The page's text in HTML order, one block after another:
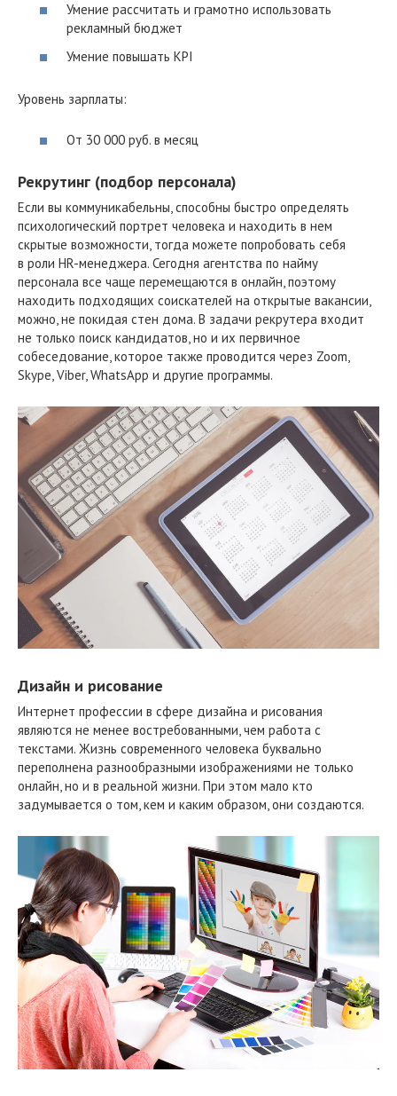
Умение рассчитать и грамотно использовать
рекламный бюджет
Умение повышать KPI
Уровень зарплаты:
От 30 000 руб. в месяц
Рекрутинг (подбор персонала)
Если вы коммуникабельны, способны быстро определять
психологический портрет человека и находить в нем
скрытые возможности, тогда можете попробовать себя
в роли HR-менеджера. Сегодня агентства по найму
персонала все чаще перемещаются в онлайн, поэтому
находить подходящих соискателей на открытые вакансии,
можно, не покидая стен дома. В задачи рекрутера входит
не только поиск кандидатов, но и их первичное
собеседование, которое также проводится через Zoom,
Skype, Viber, WhatsApp и другие программы.
Дизайн и рисование
Интернет профессии в сфере дизайна и рисования
являются не менее востребованными, чем работа с
текстами. Жизнь современного человека буквально
переполнена разнообразными изображениями не только
онлайн, но и в реальной жизни. При этом мало кто
задумывается о том, кем и каким образом, они создаются.